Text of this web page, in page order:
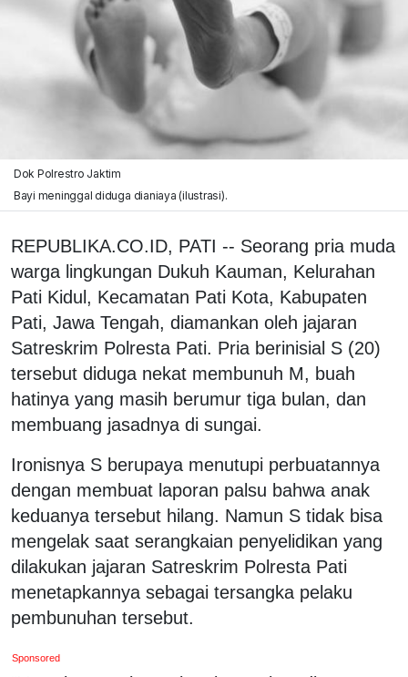
Dok Polrestro Jaktim
Bayi meninggal diduga dianiaya (ilustrasi).
REPUBLIKA.CO.ID, PATI -- Seorang pria muda
warga lingkungan Dukuh Kauman, Kelurahan
Pati Kidul, Kecamatan Pati Kota, Kabupaten
Pati, Jawa Tengah, diamankan oleh jajaran
Satreskrim Polresta Pati. Pria berinisial S (20)
tersebut diduga nekat membunuh M, buah
hatinya yang masih berumur tiga bulan, dan
membuang jasadnya di sungai.
Ironisnya S berupaya menutupi perbuatannya
dengan membuat laporan palsu bahwa anak
keduanya tersebut hilang. Namun S tidak bisa
mengelak saat serangkaian penyelidikan yang
dilakukan jajaran Satreskrim Polresta Pati
menetapkannya sebagai tersangka pelaku
pembunuhan tersebut.
Sponsored